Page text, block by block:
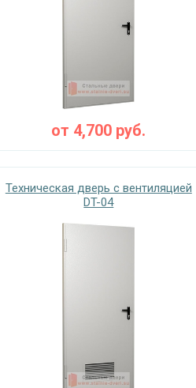
от 4,700 руб.
Техническая дверь с вентиляцией
DT-04